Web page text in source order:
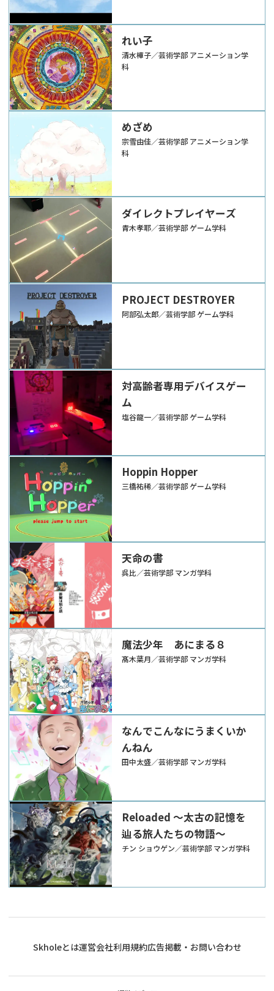
れい子
清水樺子／芸術学部 アニメーション学
科
めざめ
宗雪由佳／芸術学部 アニメーション学
科
ダイレクトプレイヤーズ
青木孝耶／芸術学部 ゲーム学科
PROJECT DESTROYER
阿部弘太郎／芸術学部 ゲーム学科
対高齢者専用デバイスゲー
ム
塩谷龍一／芸術学部 ゲーム学科
Hoppin Hopper
三橋祐稀／芸術学部 ゲーム学科
天命の書
呉比／芸術学部 マンガ学科
魔法少年 あにまる８
髙木葉月／芸術学部 マンガ学科
なんでこんなにうまくいか
んねん
田中太盛／芸術学部 マンガ学科
Reloaded ～太古の記憶を
辿る旅人たちの物語～
チン ショウゲン／芸術学部 マンガ学科
Skholeとは運営会社利用規約広告掲載・お問い合わせ